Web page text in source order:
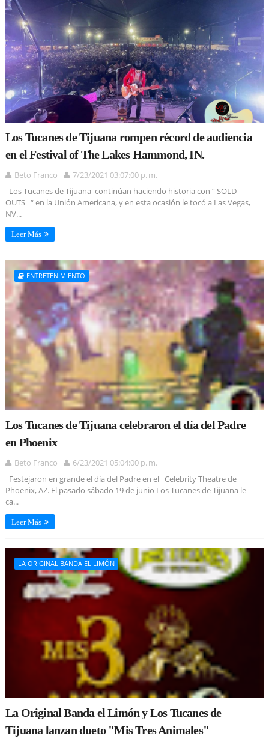
Los Tucanes de Tijuana rompen récord de audiencia
en el Festival of The Lakes Hammond, IN.
Beto Franco
7/23/2021 03:07:00 p. m.
Los Tucanes de Tijuana continúan haciendo historia con “ SOLD
OUTS “ en la Unión Americana, y en esta ocasión le tocó a Las Vegas,
NV...
Leer Más
ENTRETENIMIENTO
Los Tucanes de Tijuana celebraron el día del Padre
en Phoenix
Beto Franco
6/23/2021 05:04:00 p. m.
Festejaron en grande el día del Padre en el Celebrity Theatre de
Phoenix, AZ. El pasado sábado 19 de junio Los Tucanes de Tijuana le
ca...
Leer Más
LA ORIGINAL BANDA EL LIMÓN
La Original Banda el Limón y Los Tucanes de
Tijuana lanzan dueto "Mis Tres Animales"